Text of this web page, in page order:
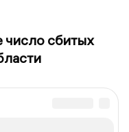
число сбитых